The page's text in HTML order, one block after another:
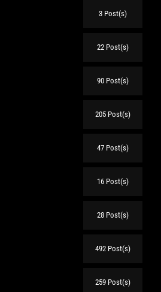
3 Post(s)
22 Post(s)
90 Post(s)
205 Post(s)
47 Post(s)
16 Post(s)
28 Post(s)
492 Post(s)
259 Post(s)